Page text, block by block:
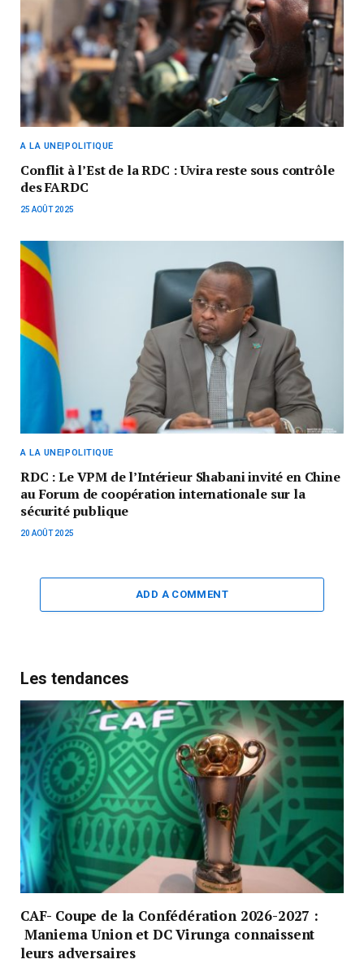
A LA UNE|POLITIQUE
Conflit à l’Est de la RDC : Uvira reste sous contrôle
des FARDC
25 AOÛT 2025
A LA UNE|POLITIQUE
RDC : Le VPM de l’Intérieur Shabani invité en Chine
au Forum de coopération internationale sur la
sécurité publique
20 AOÛT 2025
ADD A COMMENT
Les tendances
CAF- Coupe de la Confédération 2026-2027 :
Maniema Union et DC Virunga connaissent
leurs adversaires